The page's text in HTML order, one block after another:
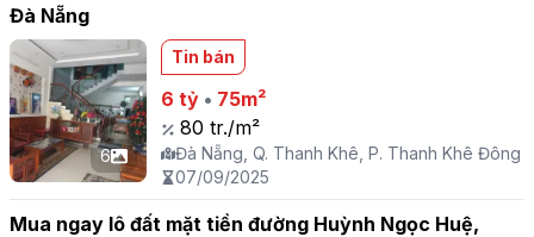
Đà Nẵng
6
Tin bán
6 tỷ• 75m²
80 tr./m²
Đà Nẵng, Q. Thanh Khê, P. Thanh Khê Đông
07/09/2025
Mua ngay lô đất mặt tiền đường Huỳnh Ngọc Huệ,